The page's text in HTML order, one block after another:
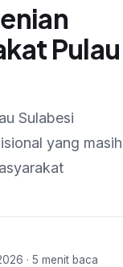
Pulau
Sulabesi
yang masih
· 5 menit baca